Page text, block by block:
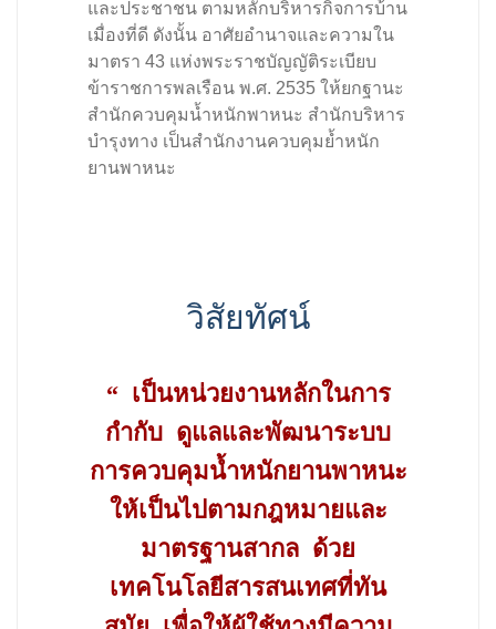
และประชาชน ตามหลักบริหารกิจการบ้าน
เมื่องที่ดี ดังนั้น อาศัยอำนาจและความใน
มาตรา 43 แห่งพระราชบัญญัติระเบียบ
ข้าราชการพลเรือน พ.ศ. 2535 ให้ยกฐานะ
สำนักควบคุมน้ำหนักพาหนะ สำนักบริหาร
บำรุงทาง เป็นสำนักงานควบคุมย้ำหนัก
ยานพาหนะ
วิสัยทัศน์
“ เป็นหน่วยงานหลักในการ
กำกับ ดูแลและพัฒนาระบบ
การควบคุมน้ำหนักยานพาหนะ
ให้เป็นไปตามกฎหมายและ
มาตรฐานสากล ด้วย
เทคโนโลยีสารสนเทศที่ทัน